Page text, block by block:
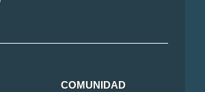
COMUNIDAD